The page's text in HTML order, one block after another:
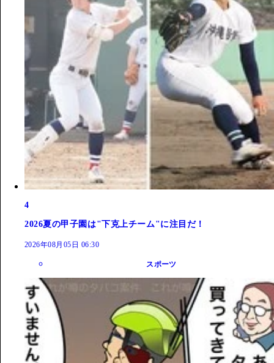
4
2026夏の甲子園は"下克上チーム"に注目だ！
2026年08月05日 06:30
スポーツ